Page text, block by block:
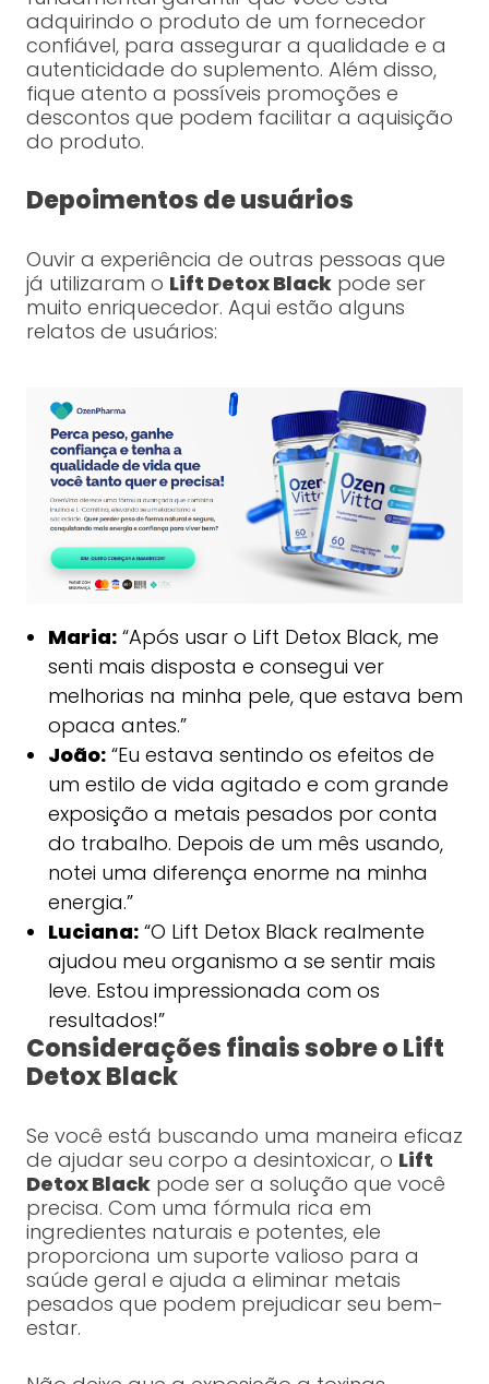
adquirindo o produto de um fornecedor
confiável, para assegurar a qualidade e a
autenticidade do suplemento. Além disso,
fique atento a possíveis promoções e
descontos que podem facilitar a aquisição
do produto.
Depoimentos de usuários
Ouvir a experiência de outras pessoas que
já utilizaram o Lift Detox Blackpode ser
muito enriquecedor. Aqui estão alguns
relatos de usuários:
Maria:“Após usar o Lift Detox Black, me
senti mais disposta e consegui ver
melhorias na minha pele, que estava bem
opaca antes.”
João:“Eu estava sentindo os efeitos de
um estilo de vida agitado e com grande
exposição a metais pesados por conta
do trabalho. Depois de um mês usando,
notei uma diferença enorme na minha
energia.”
Luciana:“O Lift Detox Black realmente
ajudou meu organismo a se sentir mais
leve. Estou impressionada com os
resultados!”
Considerações finais sobre o Lift
Detox Black
Se você está buscando uma maneira eficaz
de ajudar seu corpo a desintoxicar, o Lift
Detox Blackpode ser a solução que você
precisa. Com uma fórmula rica em
ingredientes naturais e potentes, ele
proporciona um suporte valioso para a
saúde geral e ajuda a eliminar metais
pesados que podem prejudicar seu bem-
estar.